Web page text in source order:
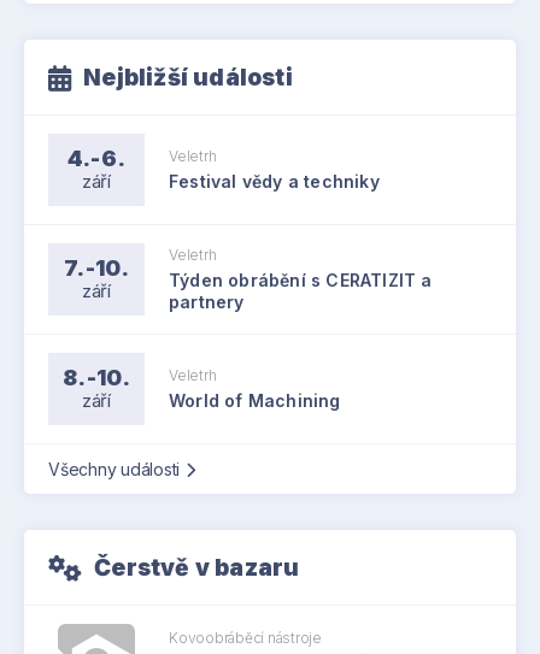
Nejbližší události
4.-6.
září
Veletrh
Festival vědy a techniky
7.-10.
září
Veletrh
Týden obrábění s CERATIZIT a
partnery
8.-10.
září
Veletrh
World of Machining
Všechny události
Čerstvě v bazaru
Kovoobráběcí nástroje